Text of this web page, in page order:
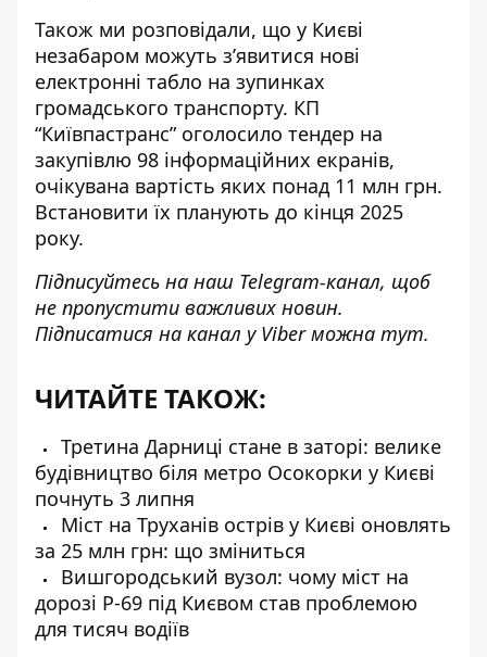
Також ми розповідали, що у Києві
незабаром можуть з’явитися нові
електронні табло на зупинках
громадського транспорту. КП
“Київпастранс” оголосило тендер на
закупівлю 98 інформаційних екранів,
очікувана вартість яких понад 11 млн грн.
Встановити їх планують до кінця 2025
року.
Підписуйтесь на наш Telegram-канал, щоб
не пропустити важливих новин.
Підписатися на канал у Viber можна тут.
ЧИТАЙТЕ ТАКОЖ:
Третина Дарниці стане в заторі: велике
будівництво біля метро Осокорки у Києві
почнуть 3 липня
Міст на Труханів острів у Києві оновлять
за 25 млн грн: що зміниться
Вишгородський вузол: чому міст на
дорозі Р-69 під Києвом став проблемою
для тисяч водіїв